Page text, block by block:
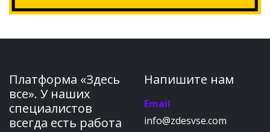
Платформа «Здесь
все». У наших
специалистов
всегда есть работа
Напишите нам
Email
info@zdesvse.com